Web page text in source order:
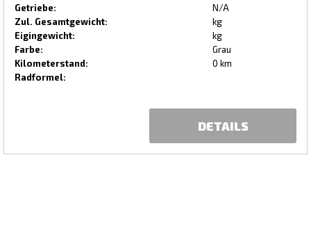
Getriebe:
N/A
Zul. Gesamtgewicht:
kg
Eigingewicht:
kg
Farbe:
Grau
Kilometerstand:
0 km
Radformel:
DETAILS